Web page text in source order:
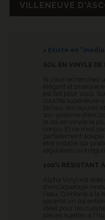
VILLENEUVE
> Existe en
SOL EN VINYLE
Si vous recherchez
élégant et pratique
est fait pour vous.
couche supérieure
tâches, les rayures
son système
le sol en vinyle le
conçu. Et ce n'est
parfaitement
être installé sur
100% RÉSISTANT
Alpha Vinyl est doté
d'encliquetage
l'eau. Combiné à la
garantit un sol
idéal pour les
pièces sujettes à